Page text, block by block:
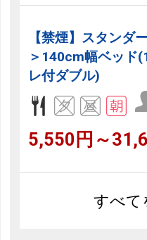
【禁煙】スタンダ
＞140cm幅ベッド
レ付ダブル)
5,550円～
すべて